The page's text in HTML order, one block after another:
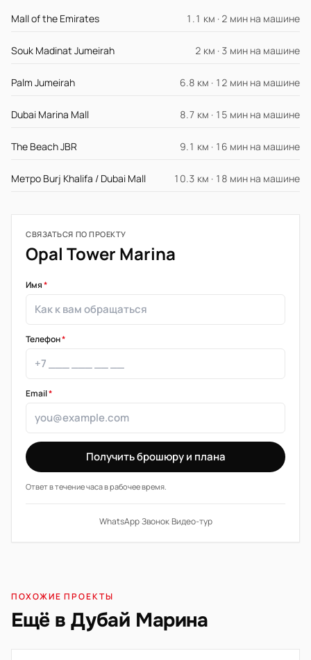
Mall of the Emirates 1.1 км · 2 мин на машине
Souk Madinat Jumeirah 2 км · 3 мин на машине
Palm Jumeirah 6.8 км · 12 мин на машине
Dubai Marina Mall 8.7 км · 15 мин на машине
The Beach JBR 9.1 км · 16 мин на машине
Метро Burj Khalifa / Dubai Mall 10.3 км · 18 мин на машине
СВЯЗАТЬСЯ ПО ПРОЕКТУ
Opal Tower Marina
Имя*
Телефон*
Email*
Получить брошюру и плана
Ответ в течение часа в рабочее время.
WhatsApp·Звонок·Видео-тур
ПОХОЖИЕ ПРОЕКТЫ
Ещё в Дубай Марина